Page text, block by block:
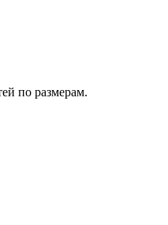
по размерам.